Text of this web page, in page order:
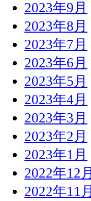
2023年9月
2023年8月
2023年7月
2023年6月
2023年5月
2023年4月
2023年3月
2023年2月
2023年1月
2022年12月
2022年11月